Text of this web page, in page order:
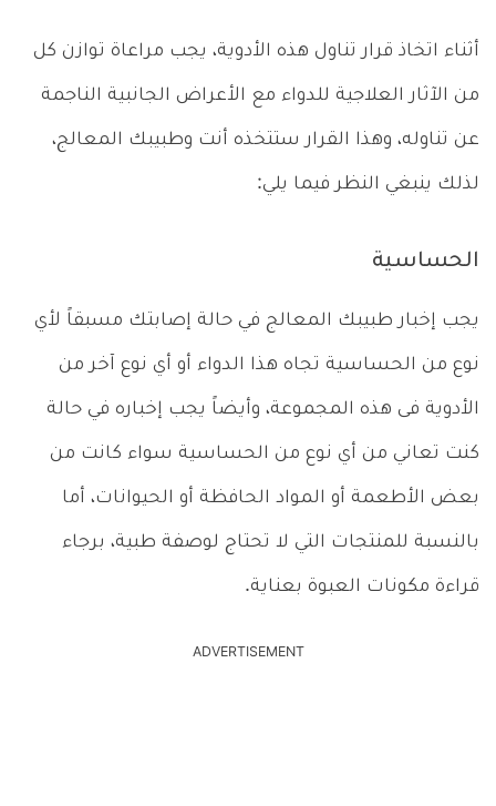
أثناء اتخاذ قرار تناول هذه الأدوية، يجب مراعاة توازن كل
من الآثار العلاجية للدواء مع الأعراض الجانبية الناجمة
عن تناوله، وهذا القرار ستتخذه أنت وطبيبك المعالج،
لذلك ينبغي النظر فيما يلي:
الحساسية
يجب إخبار طبيبك المعالج في حالة إصابتك مسبقاً لأي
نوع من الحساسية تجاه هذا الدواء أو أي نوع آخر من
الأدوية فى هذه المجموعة، وأيضاً يجب إخباره في حالة
كنت تعاني من أي نوع من الحساسية سواء كانت من
بعض الأطعمة أو المواد الحافظة أو الحيوانات، أما
بالنسبة للمنتجات التي لا تحتاج لوصفة طبية، برجاء
قراءة مكونات العبوة بعناية.
ADVERTISEMENT